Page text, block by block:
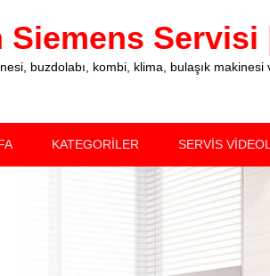
Servisi
buzdolabı, kombi, klima, bulaşık
KATEGORİLER SERVİS